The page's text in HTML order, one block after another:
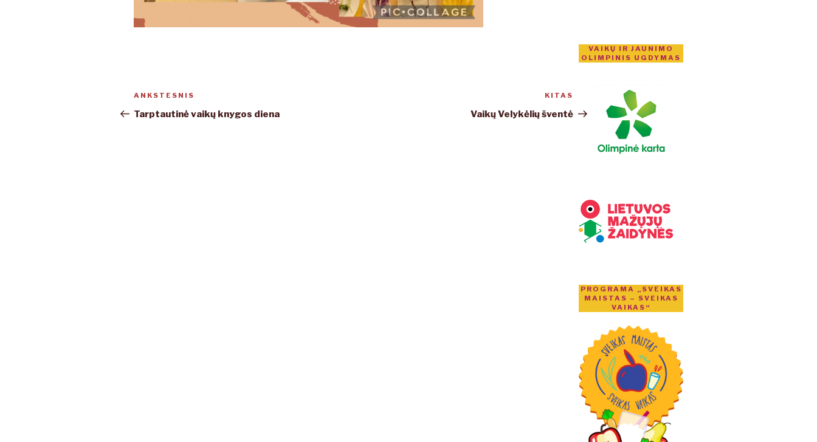
Navigacija
tarp
Ankstesnis
įrašas
ANKSTESNIS
Tarptautinė vaikų knygos diena
įrašas
KITAS
Vaikų Velykėlių šventė
VAIKŲ IR JAUNIMO
OLIMPINIS UGDYMAS
PROGRAMA „SVEIKAS
MAISTAS – SVEIKAS
VAIKAS“